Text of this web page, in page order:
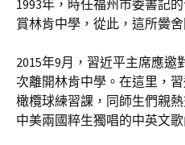
1993年，時任福州市委書記
賞林肯中學，從此，這所黌
2015年9月，習近平主席應
次離開林肯中學。在這里，
橄欖球練習課，同師生們親
中美兩國粹生獨唱的中英文歌